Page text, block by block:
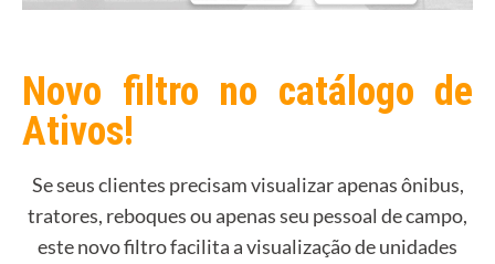
Novo filtro no catálogo de
Ativos!
Se seus clientes precisam visualizar apenas ônibus,
tratores, reboques ou apenas seu pessoal de campo,
este novo filtro facilita a visualização de unidades